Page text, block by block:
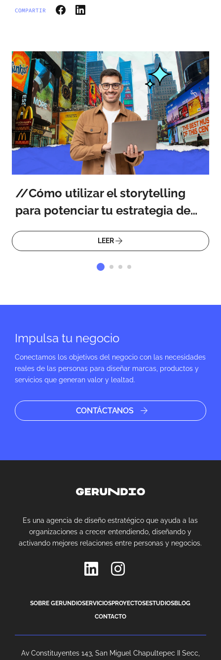
COMPARTIR
Cómo utilizar el storytelling
para potenciar tu estrategia de
marketing
LEER
Impulsa tu negocio
Conectamos los objetivos del negocio con las necesidades
reales de las personas para diseñar marcas, productos y
servicios que generan valor y lealtad.
CONTÁCTANOS
Es una agencia de diseño estratégico que ayuda a las
organizaciones a crecer entendiendo, diseñando y
activando mejores relaciones entre personas y negocios.
SOBRE GERUNDIOSERVICIOSPROYECTOSESTUDIOSBLOG
CONTACTO
Av Constituyentes 143, San Miguel Chapultepec II Secc,